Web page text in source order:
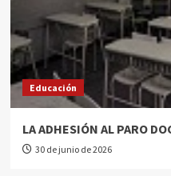
Educación
LA ADHESIÓN AL PARO
30 de junio de 2026